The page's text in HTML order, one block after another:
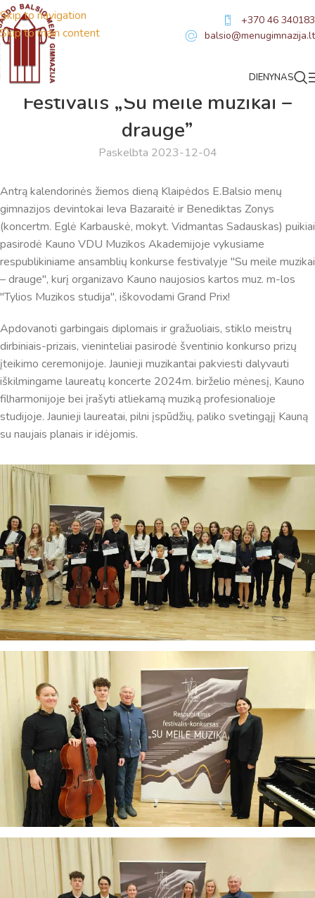
Skip to navigation
Skip to main content
+370 46 340183
balsio@menugimnazija.lt
DIENYNAS
Festivalis „Su meile muzikai –
drauge”
Paskelbta 2023-12-04
Antrą kalendorinės žiemos dieną Klaipėdos E.Balsio menų
gimnazijos devintokai Ieva Bazaraitė ir Benediktas Zonys
(koncertm. Eglė Karbauskė, mokyt. Vidmantas Sadauskas) puikiai
pasirodė Kauno VDU Muzikos Akademijoje vykusiame
respublikiniame ansamblių konkurse festivalyje "Su meile muzikai
– drauge", kurį organizavo Kauno naujosios kartos muz. m-los
"Tylios Muzikos studija", iškovodami Grand Prix!
Apdovanoti garbingais diplomais ir gražuoliais, stiklo meistrų
dirbiniais-prizais, vieninteliai pasirodė šventinio konkurso prizų
įteikimo ceremonijoje. Jaunieji muzikantai pakviesti dalyvauti
iškilmingame laureatų koncerte 2024m. birželio mėnesį, Kauno
filharmonijoje bei įrašyti atliekamą muziką profesionalioje
studijoje. Jaunieji laureatai, pilni įspūdžių, paliko svetingąjį Kauną
su naujais planais ir idėjomis.
Virtualus asistentas E. Balsio gimnazijos DI
Sveiki! Taip, aš esu virtualus. Tačiau dirbtinis intelektas
suteikia man galimybę ne tik analizuoti Jūsų klausimą, bet
dar tobulai atsimenu visą šioje svetainėje pateiktą
informaciją. Jei visgi man pritrūks išmanumo - pateiksiu
atsakingo specialisto.
Taigi... kuo galėčiau Jums padėti?